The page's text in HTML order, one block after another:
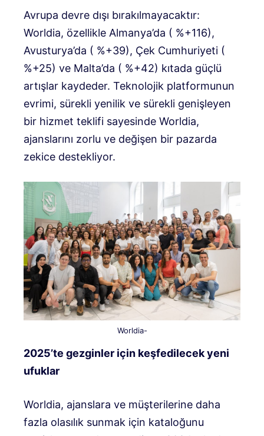
Avrupa devre dışı bırakılmayacaktır:
Worldia, özellikle Almanya’da ( %+116),
Avusturya’da ( %+39), Çek Cumhuriyeti (
%+25) ve Malta’da ( %+42) kıtada güçlü
artışlar kaydeder. Teknolojik platformunun
evrimi, sürekli yenilik ve sürekli genişleyen
bir hizmet teklifi sayesinde Worldia,
ajanslarını zorlu ve değişen bir pazarda
zekice destekliyor.
Worldia-
2025’te gezginler için keşfedilecek yeni
ufuklar
Worldia, ajanslara ve müşterilerine daha
fazla olasılık sunmak için kataloğunu